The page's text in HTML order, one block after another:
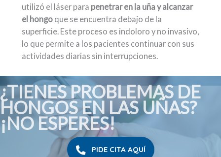
utilizó el láser para penetrar en la uña y alcanzar
el hongo que se encuentra debajo de la
superficie. Este proceso es indoloro y no invasivo,
lo que permite a los pacientes continuar con sus
actividades diarias sin interrupciones.
¿TIENES PROBLEMAS DE
HONGOS EN LAS UÑAS?
¡NO ESPERES!
PIDE CITA AQUÍ